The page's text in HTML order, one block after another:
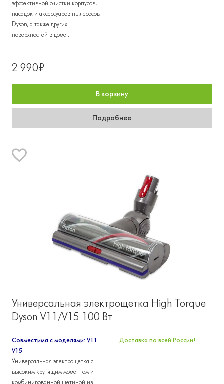
эффективной очистки корпусов,
насадок и аксессуаров пылесосов
Dyson, а также других
поверхностей в доме .
2 990₽
В корзину
Подробнее
Универсальная электрощетка High Torque
Dyson V11/V15 100 Вт
Совместима с моделями: V11
V15
Универсальная электрощетка с
высоким крутящим моментом и
комбинированной щетиной из
Доставка по всей России!